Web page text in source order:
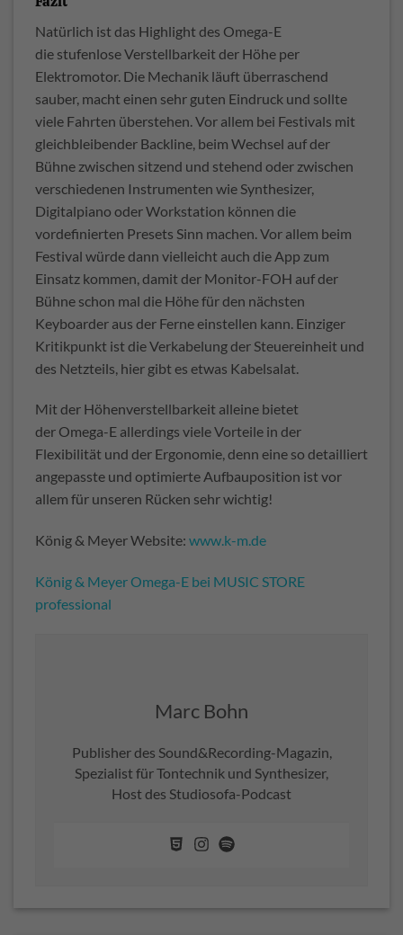
Natürlich ist das Highlight des Omega-E
die stufenlose Verstellbarkeit der Höhe per
Elektromotor. Die Mechanik läuft überraschend
sauber, macht einen sehr guten Eindruck und sollte
viele Fahrten überstehen. Vor allem bei Festivals mit
gleichbleibender Backline, beim Wechsel auf der
Bühne zwischen sitzend und stehend oder zwischen
verschiedenen Instrumenten wie Synthesizer,
Digitalpiano oder Workstation können die
vordefinierten Presets Sinn machen. Vor allem beim
Festival würde dann vielleicht auch die App zum
Einsatz kommen, damit der Monitor-FOH auf der
Bühne schon mal die Höhe für den nächsten
Keyboarder aus der Ferne einstellen kann. Einziger
Kritikpunkt ist die Verkabelung der Steuereinheit und
des Netzteils, hier gibt es etwas Kabelsalat.
Mit der Höhenverstellbarkeit alleine bietet
der Omega-E allerdings viele Vorteile in der
Flexibilität und der Ergonomie, denn eine so detailliert
angepasste und optimierte Aufbauposition ist vor
allem für unseren Rücken sehr wichtig!
König & Meyer Website: www.k-m.de
König & Meyer Omega-E bei MUSIC STORE
professional
Marc Bohn
Publisher des Sound&Recording-Magazin,
Spezialist für Tontechnik und Synthesizer,
Host des Studiosofa-Podcast